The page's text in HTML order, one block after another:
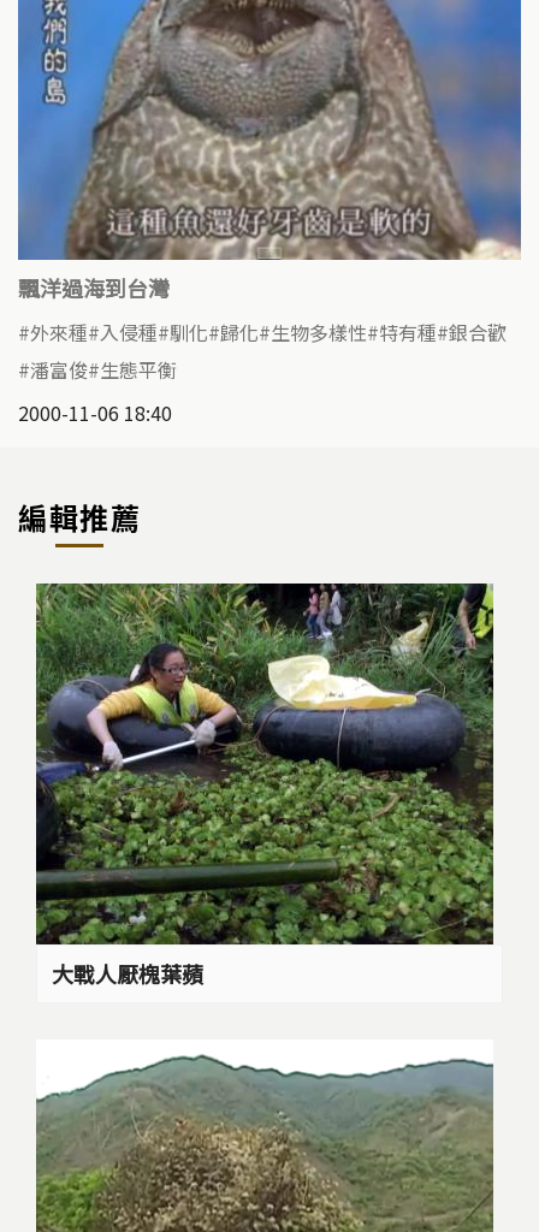
飄洋過海到台灣
外來種 入侵種 馴化 歸化 生物多樣性 特有種 銀合歡
潘富俊 生態平衡
2000-11-06 18:40
編輯推薦
大戰人厭槐葉蘋